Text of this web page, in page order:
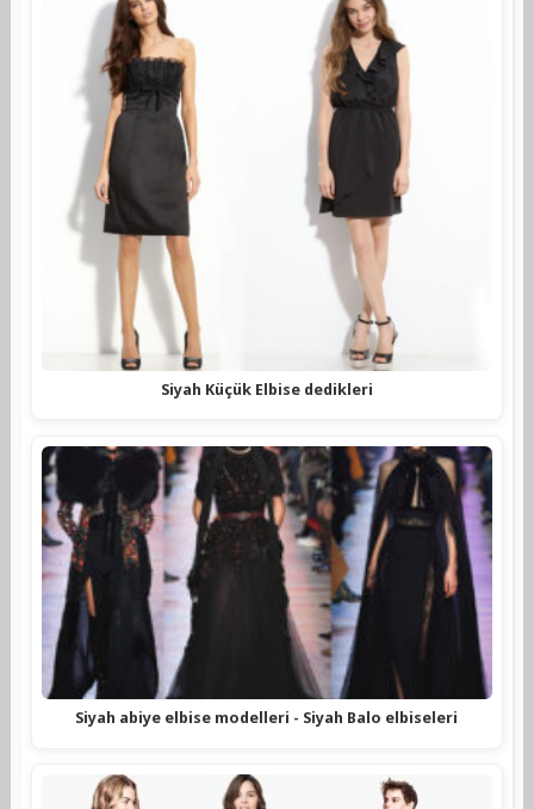
Siyah Küçük Elbise dedikleri
Siyah abiye elbise modelleri - Siyah Balo elbiseleri